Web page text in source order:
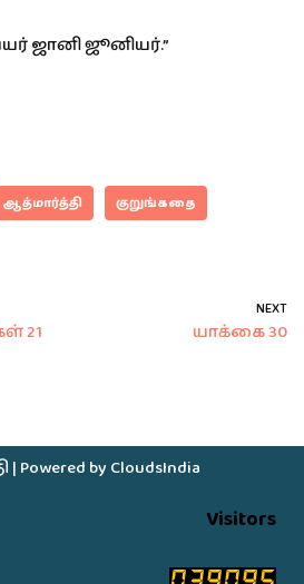
ஜானி ஜூனியர்.”
ஆத்மார்த்தி குறுங்கதை
21
NEXT
யாக்கை 30
| Powered by CloudsIndia
Visitors